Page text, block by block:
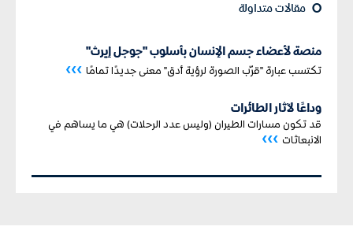
¢ مقالات متداولة
منصة لأعضاء جسم الإنسان بأسلوب "جوجل إيرث"
تكتسب عبارة "قرّب الصورة لرؤية أدق" معنى جديدًا تمامًا ›››
وداعًا لآثار الطائرات
قد تكون مسارات الطيران (وليس عدد الرحلات) هي ما يساهم في
الانبعاثات ›››